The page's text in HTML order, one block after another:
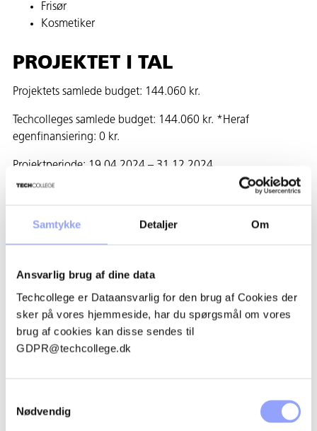
Samtykke Detaljer Om
Ansvarlig brug af dine data
Techcollege er Dataansvarlig for den brug af Cookies der
sker på vores hjemmeside, har du spørgsmål om vores
brug af cookies kan disse sendes til
GDPR@techcollege.dk
Nødvendig
Frisør
Kosmetiker
PROJEKTET I TAL
Projektets samlede budget: 144.060 kr.
Techcolleges samlede budget: 144.060 kr. *Heraf
egenfinansiering: 0 kr.
Projektperiode: 19.04.2024 – 31.12.2024
DEL AF PROJEKTET?
aktiviteter:
1. Nedsættelse af styregruppe – uddannelseschef,
koordinator for frisør og kosmetiker, to faglærer og en ac-
medarbejder.
for Aalborg Kommune.